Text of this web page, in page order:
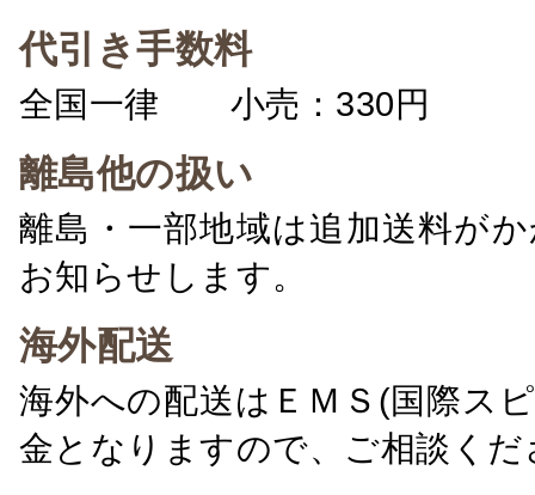
代引き手数料
全国一律 小売：330円 卸
離島他の扱い
離島・一部地域は追加送料が
お知らせします。
海外配送
海外への配送はＥＭＳ(国際ス
金となりますので、ご相談くだ